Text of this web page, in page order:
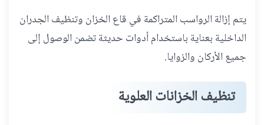
يتم إزالة الرواسب المتراكمة في قاع الخزان وتنظيف الجدران
الداخلية بعناية باستخدام أدوات حديثة تضمن الوصول إلى
جميع الأركان والزوايا.
تنظيف الخزانات العلوية